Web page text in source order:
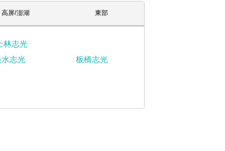
高屏/澎湖 東部
林志光
水志光
板橋志光